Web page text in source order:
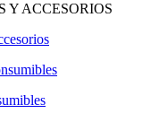
Y ACCESORIOS